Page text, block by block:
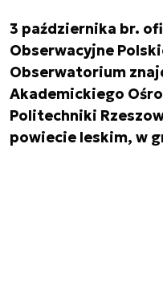
3 października br.
Obserwacyjne
Obserwatorium
Akademickiego
Politechniki
powiecie leskim, w